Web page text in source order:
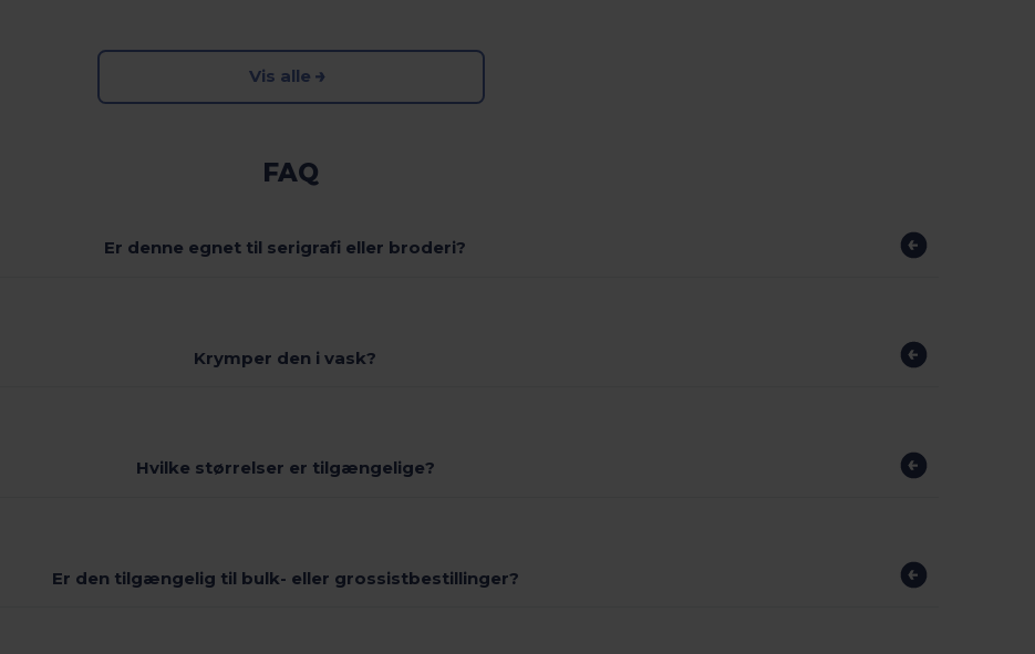
Vis alle
FAQ
Er denne egnet til serigrafi eller broderi?
Krymper den i vask?
Hvilke størrelser er tilgængelige?
Er den tilgængelig til bulk- eller grossistbestillinger?